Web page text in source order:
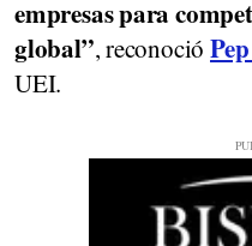
empresas para
global”, reconoció
UEI.